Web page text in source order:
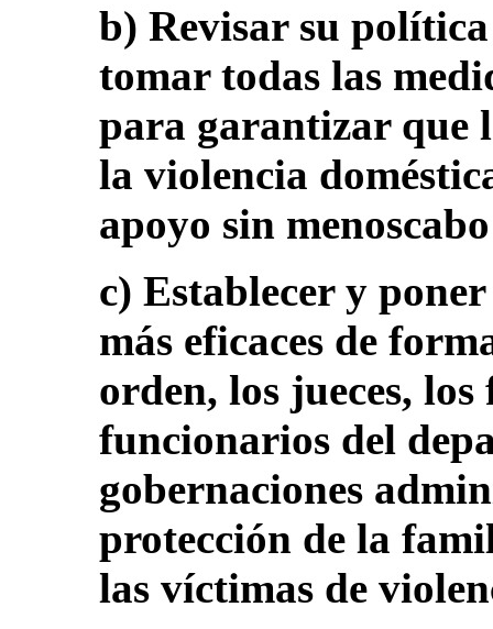
b) Revisar su
tomar todas las
para garantizar que
la violencia
apoyo sin
c) Establecer y
más eficaces de
orden, los jueces, los
funcionarios del
gobernaciones
protección de la
las víctimas de